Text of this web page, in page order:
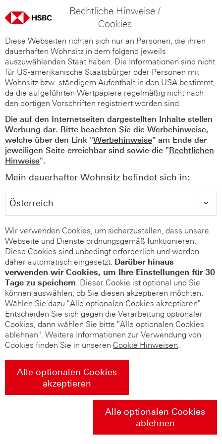
Rechtliche Hinweise /
Cookies
Diese Webseiten richten sich nur an Personen, die ihren
dauerhaften Wohnsitz in dem folgend jeweils
auszuwählenden Staat haben. Die Informationen sind nicht
für US-amerikanische Staatsbürger oder Personen mit
Wohnsitz bzw. ständigem Aufenthalt in den USA bestimmt,
da die aufgeführten Wertpapiere regelmäßig nicht nach
den dortigen Vorschriften registriert worden sind.
Die auf den Internetseiten dargestellten Inhalte stellen
Werbung dar. Bitte beachten Sie die Werbehinweise,
welche über den Link "Werbehinweise" am Ende der
jeweiligen Seite erreichbar sind sowie die "Rechtlichen
Hinweise".
Mein dauerhafter Wohnsitz befindet sich in:
Wir verwenden Cookies, um sicherzustellen, dass unsere
Webseite und Dienste ordnungsgemäß funktionieren.
Diese Cookies sind unbedingt erforderlich und werden
daher automatisch eingesetzt. Darüber hinaus
verwenden wir Cookies, um Ihre Einstellungen für 30
Tage zu speichern. Dieser Cookie ist optional und Sie
können auswählen, ob Sie diesen akzeptieren möchten.
Wählen Sie dazu "Alle optionalen Cookies akzeptieren".
Entscheiden Sie sich gegen die Verarbeitung optionaler
Cookies, dann wählen Sie bitte "Alle optionalen Cookies
ablehnen". Weitere Informationen zur Verwendung von
Cookies finden Sie in unseren Cookie Hinweisen.
Alle optionalen Cookies
akzeptieren
Alle optionalen Cookies
ablehnen